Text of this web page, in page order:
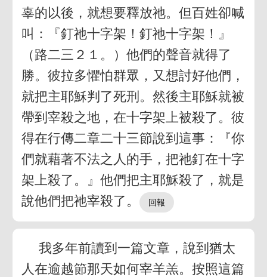
辜的以後，就想要釋放祂。但百姓卻喊
叫：『釘祂十字架！釘祂十字架！』
（路二三２１。）他們的聲音就得了
勝。彼拉多懼怕群眾，又想討好他們，
就把主耶穌判了死刑。然後主耶穌就被
帶到宰殺之地，在十字架上被殺了。彼
得在行傳二章二十三節說到這事：『你
們就藉著不法之人的手，把祂釘在十字
架上殺了。』他們把主耶穌殺了，就是
說他們把祂宰殺了。
我多年前讀到一篇文章，說到猶太
人在逾越節那天如何宰羊羔。按照這篇